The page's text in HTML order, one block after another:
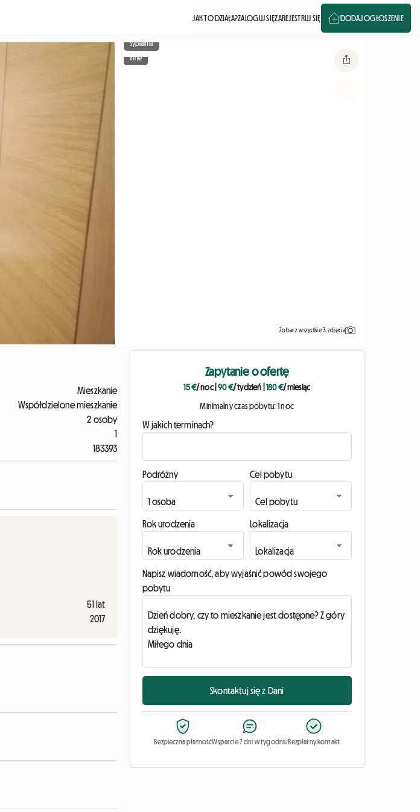
JAK TO DZIAŁA?ZALOGUJ SIĘZAREJESTRUJ SIĘ DODAJ OGŁOSZENIE
Sypialnia
Inne
Zobacz wszystkie 3 zdjęcia
Mieszkanie
Współdzielone mieszkanie
2 osoby
1
183393
51 lat
2017
Zapytanie o ofertę
15 €/ noc|90 €/ tydzień 180 €/ miesiąc
Minimalny czas pobytu: 1 noc
W jakich terminach?
Podróżny Cel pobytu
Rok urodzenia Lokalizacja
Napisz wiadomość, aby wyjaśnić powód swojego
pobytu
Skontaktuj się z Dani
Bezpieczna płatnośćWsparcie 7 dni w tygodniuBezpłatny kontakt